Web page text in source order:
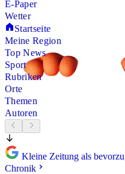
E-Paper
Wetter
Startseite
Meine Region
Top News
Sport
Rubriken
Orte
Themen
Autoren
Kleine Zeitung als
Chronik